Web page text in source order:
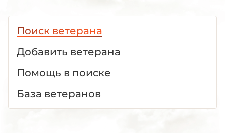
Поиск ветерана
Добавить ветерана
Помощь в поиске
База ветеранов